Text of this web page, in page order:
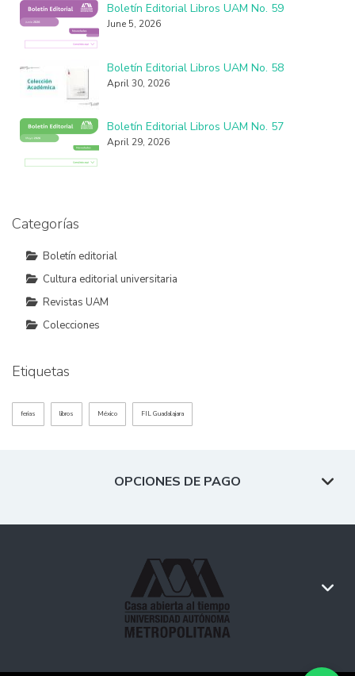
Boletín Editorial Libros UAM No. 59
June 5, 2026
Boletín Editorial Libros UAM No. 58
April 30, 2026
Boletín Editorial Libros UAM No. 57
April 29, 2026
Categorías
Boletín editorial
Cultura editorial universitaria
Revistas UAM
Colecciones
Etiquetas
ferias libros México FIL Guadalajara
OPCIONES DE PAGO